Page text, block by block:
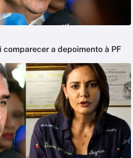
comparecer a depoimento à PF